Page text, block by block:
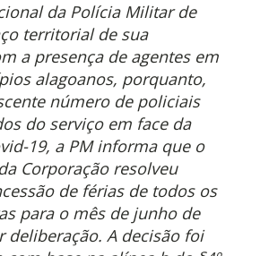
da Polícia Militar de
territorial de sua
a presença de agentes em
alagoanos, porquanto,
número de policiais
do serviço em face da
19, a PM informa que o
Corporação resolveu
de férias de todos os
para o mês de junho de
deliberação. A decisão foi